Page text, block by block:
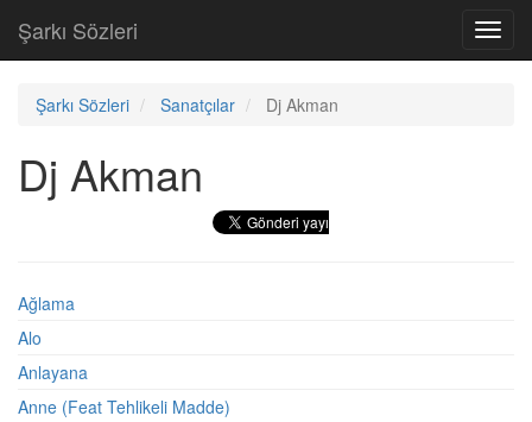
Şarkı Sözleri
Şarkı Sözleri Sanatçılar Dj Akman
Dj Akman
Ağlama
Alo
Anlayana
Anne (Feat Tehlikeli Madde)